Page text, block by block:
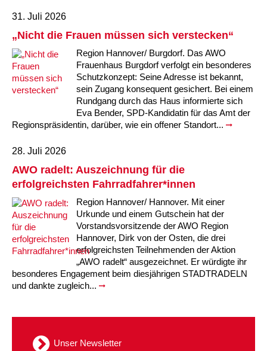
31. Juli 2026
„Nicht die Frauen müssen sich verstecken“
Region Hannover/ Burgdorf. Das AWO
Frauenhaus Burgdorf verfolgt ein besonderes
Schutzkonzept: Seine Adresse ist bekannt,
sein Zugang konsequent gesichert. Bei einem
Rundgang durch das Haus informierte sich
Eva Bender, SPD-Kandidatin für das Amt der
Regionspräsidentin, darüber, wie ein offener Standort...
28. Juli 2026
AWO radelt: Auszeichnung für die
erfolgreichsten Fahrradfahrer*innen
Region Hannover/ Hannover. Mit einer
Urkunde und einem Gutschein hat der
Vorstandsvorsitzende der AWO Region
Hannover, Dirk von der Osten, die drei
erfolgreichsten Teilnehmenden der Aktion
„AWO radelt“ ausgezeichnet. Er würdigte ihr
besonderes Engagement beim diesjährigen STADTRADELN
und dankte zugleich...
Unser Newsletter